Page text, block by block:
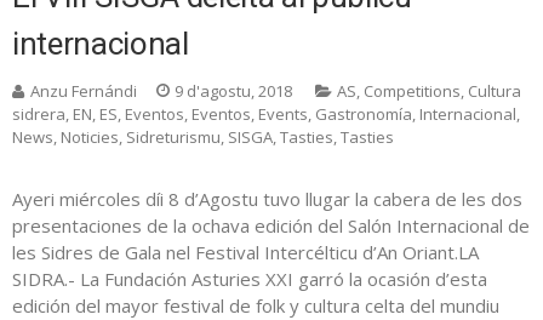
internacional
Anzu Fernándi 9 d'agostu, 2018 AS, Competitions, Cultura
sidrera, EN, ES, Eventos, Eventos, Events, Gastronomía, Internacional,
News, Noticies, Sidreturismu, SISGA,Tasties,Tasties
Ayeri miércoles díi 8 d’Agostu tuvo llugar la cabera de les dos
presentaciones de la ochava edición del Salón Internacional de
les Sidres de Gala nel Festival Intercélticu d’An Oriant.LA
SIDRA.- La Fundación Asturies XXI garró la ocasión d’esta
edición del mayor festival de folk y cultura celta del mundiu